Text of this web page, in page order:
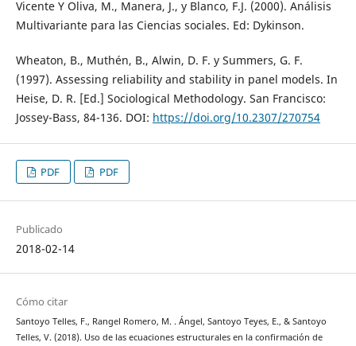
Vicente Y Oliva, M., Manera, J., y Blanco, F.J. (2000). Análisis
Multivariante para las Ciencias sociales. Ed: Dykinson.
Wheaton, B., Muthén, B., Alwin, D. F. y Summers, G. F.
(1997). Assessing reliability and stability in panel models. In
Heise, D. R. [Ed.] Sociological Methodology. San Francisco:
Jossey-Bass, 84-136. DOI: https://doi.org/10.2307/270754
PDF PDF
Publicado
2018-02-14
Cómo citar
Santoyo Telles, F., Rangel Romero, M. . Ángel, Santoyo Teyes, E., & Santoyo
Telles, V. (2018). Uso de las ecuaciones estructurales en la confirmación de